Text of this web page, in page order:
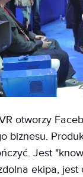
otworzy
biznesu.
Jest
ekipa, jest